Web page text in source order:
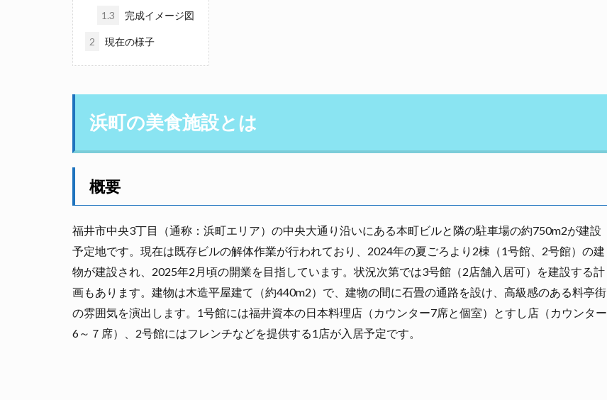
1.3 完成イメージ図
2 現在の様子
浜町の美食施設とは
概要
福井市中央3丁目（通称：浜町エリア）の中央大通り沿いにある本町ビルと隣の駐車場の約750m2が建設
予定地です。現在は既存ビルの解体作業が行われており、2024年の夏ごろより2棟（1号館、2号館）の建
物が建設され、2025年2月頃の開業を目指しています。状況次第では3号館（2店舗入居可）を建設する計
画もあります。建物は木造平屋建て（約440m2）で、建物の間に石畳の通路を設け、高級感のある料亭街
の雰囲気を演出します。1号館には福井資本の日本料理店（カウンター7席と個室）とすし店（カウンター
6～７席）、2号館にはフレンチなどを提供する1店が入居予定です。